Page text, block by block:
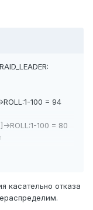
100 = 94
100 = 80
27/0)
касательно отказа